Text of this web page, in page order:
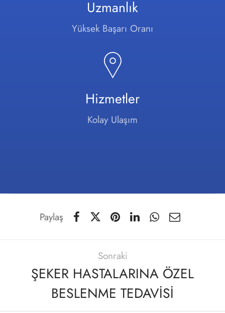
Uzmanlık
Yüksek Başarı Oranı
Hizmetler
Kolay Ulaşım
Paylaş
Sonraki
ŞEKER HASTALARINA ÖZEL
BESLENME TEDAVİSİ